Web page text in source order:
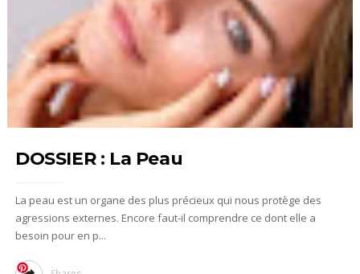
DOSSIER : La Peau
La peau est un organe des plus précieux qui nous protège des
agressions externes. Encore faut-il comprendre ce dont elle a
besoin pour en p...